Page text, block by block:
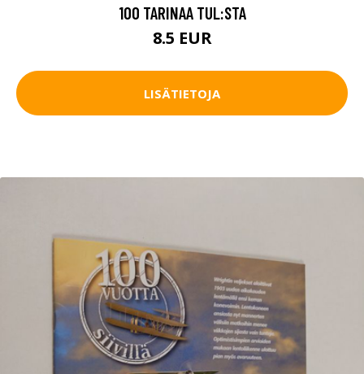
100 TARINAA TUL:STA
8.5 EUR
LISÄTIETOJA